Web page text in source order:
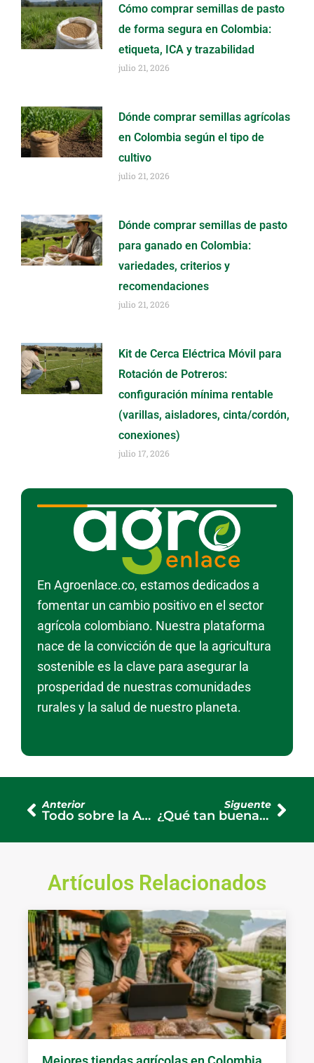
Cómo comprar semillas de pasto
de forma segura en Colombia:
etiqueta, ICA y trazabilidad
julio 21, 2026
Dónde comprar semillas agrícolas
en Colombia según el tipo de
cultivo
julio 21, 2026
Dónde comprar semillas de pasto
para ganado en Colombia:
variedades, criterios y
recomendaciones
julio 21, 2026
Kit de Cerca Eléctrica Móvil para
Rotación de Potreros:
configuración mínima rentable
(varillas, aisladores, cinta/cordón,
conexiones)
julio 17, 2026
En Agroenlace.co, estamos dedicados a
fomentar un cambio positivo en el sector
agrícola colombiano. Nuestra plataforma
nace de la convicción de que la agricultura
sostenible es la clave para asegurar la
prosperidad de nuestras comunidades
rurales y la salud de nuestro planeta.
AntAnterior
Todo sobre la Abonadora, ¿Es más eficiente?
Siguente
¿Qué tan buena es la Guadañadora Shindaiwa? Calidad y Rendimiento
Artículos Relacionados